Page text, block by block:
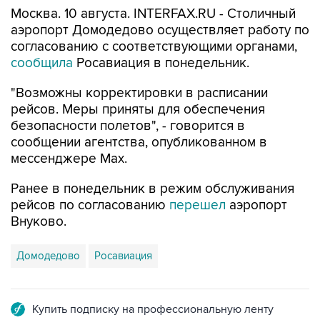
Москва. 10 августа. INTERFAX.RU - Столичный
аэропорт Домодедово осуществляет работу по
согласованию с соответствующими органами,
сообщила Росавиация в понедельник.
"Возможны корректировки в расписании
рейсов. Меры приняты для обеспечения
безопасности полетов", - говорится в
сообщении агентства, опубликованном в
мессенджере Мах.
Ранее в понедельник в режим обслуживания
рейсов по согласованию перешел аэропорт
Внуково.
Домодедово Росавиация
Купить подписку на профессиональную ленту